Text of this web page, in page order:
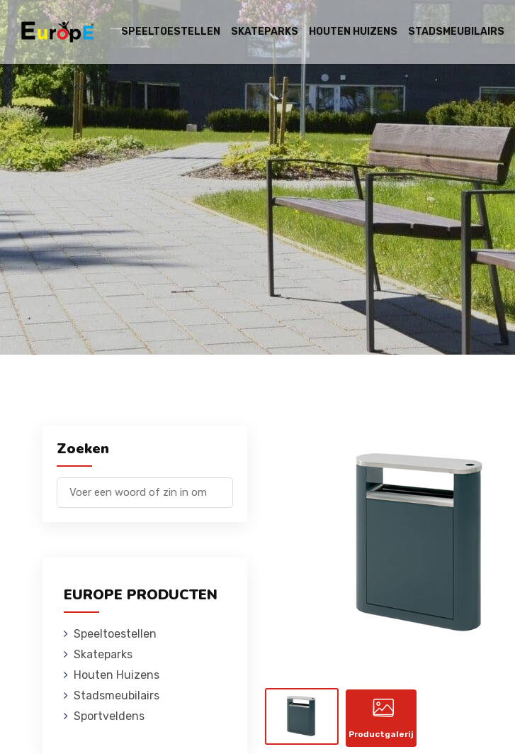
SPEELTOESTELLEN SKATEPARKS HOUTEN HUIZENS STADSMEUBILAIRS
Zoeken
EUROPE PRODUCTEN
Speeltoestellen
Skateparks
Houten Huizens
Stadsmeubilairs
Sportveldens
Productgalerij